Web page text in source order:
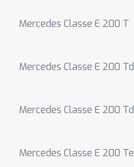
Mercedes Classe E 200 T
Mercedes Classe E 200 Td
Mercedes Classe E 200 Td
Mercedes Classe E 200 Te